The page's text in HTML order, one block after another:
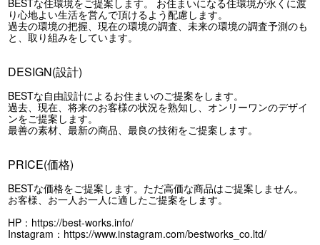
BESTな住環境をご提案します。 お住まいになる住環境が永くに渡
り心地よい生活を営んで頂けるよう配慮します。
過去の環境の把握、現在の環境の調査、未来の環境の調査予測のも
と、取り組みをしています。
DESIGN(設計)
BESTな自由設計によるお住まいのご提案をします。
過去、現在、将来のお客様の状況を熟知し、オンリーワンのデザイ
ンをご提案します。
最善の素材、最新の商品、最良の技術をご提案します。
PRICE(価格)
BESTな価格をご提案します。ただ高価な商品はご提案しません。
お客様、お一人お一人に適したご提案をします。
HP： https://best-works.info/
Instagram： https://www.instagram.com/bestworks_co.ltd/